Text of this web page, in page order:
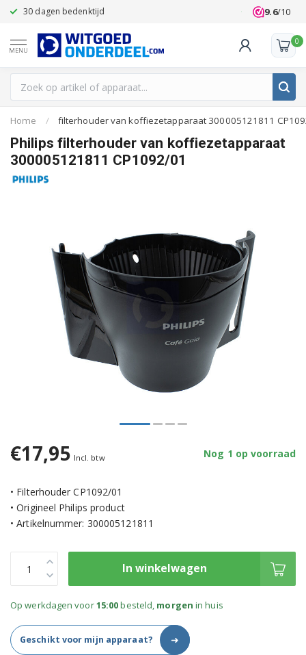
30 dagen bedenktijd Klanten
9.6/10
MENU
0
Home / filterhouder van koffiezetapparaat 300005121811
Philips filterhouder van koffiezetapparaat
300005121811 CP1092/01
€17,95 Incl. btw Nog 1 op voorraad
• Filterhouder CP1092/01
• Origineel Philips product
• Artikelnummer: 300005121811
In winkelwagen
Op werkdagen voor15:00besteld, morgen in huis
Geschikt voor mijn apparaat? ➜